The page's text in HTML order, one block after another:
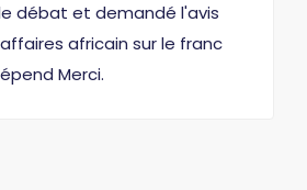
débat et demandé l'avis
africain sur le franc
Merci.